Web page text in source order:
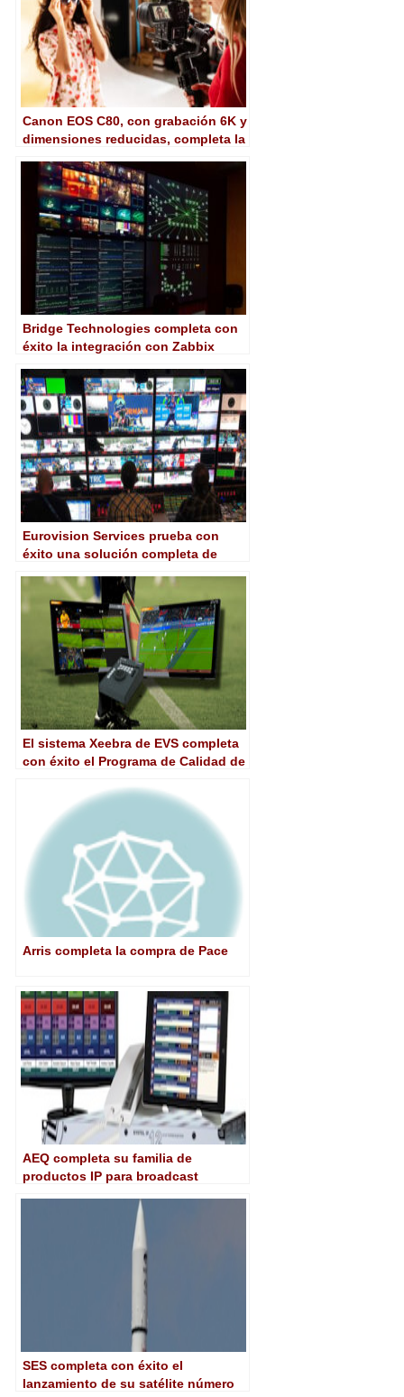
Canon EOS C80, con grabación 6K y
dimensiones reducidas, completa la
profesionales
Bridge Technologies completa con
éxito la integración con Zabbix
Eurovision Services prueba con
éxito una solución completa de
El sistema Xeebra de EVS completa
con éxito el Programa de Calidad de
Fuera de Juego
Arris completa la compra de Pace
AEQ completa su familia de
productos IP para broadcast
SES completa con éxito el
lanzamiento de su satélite número